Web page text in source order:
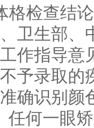
检查结
卫生部、
作指导意
予录取的
确识别
任何一眼